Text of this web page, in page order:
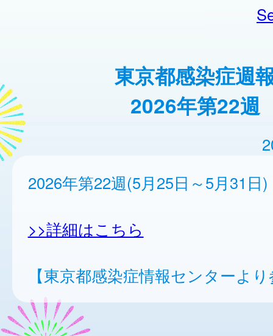
東京都感染症週
2026年第22週
2026年第22週(5月25日～5月31日)
>>詳細はこちら
【東京都感染症情報センターよ